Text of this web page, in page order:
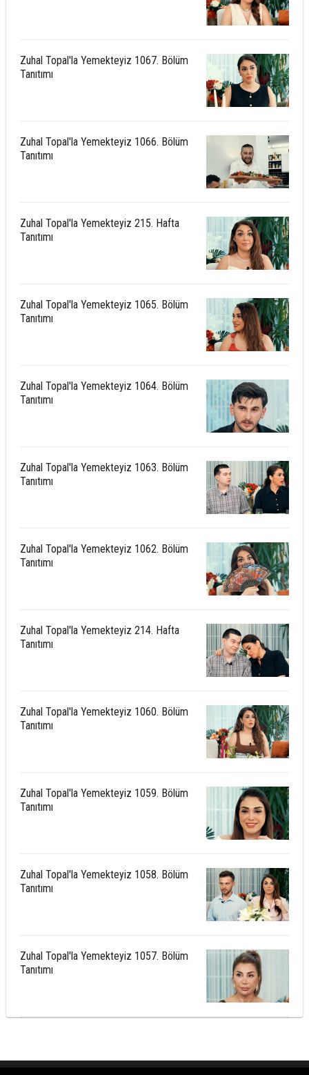
Zuhal Topal'la Yemekteyiz 1067. Bölüm
Tanıtımı
Zuhal Topal'la Yemekteyiz 1066. Bölüm
Tanıtımı
Zuhal Topal'la Yemekteyiz 215. Hafta
Tanıtımı
Zuhal Topal'la Yemekteyiz 1065. Bölüm
Tanıtımı
Zuhal Topal'la Yemekteyiz 1064. Bölüm
Tanıtımı
Zuhal Topal'la Yemekteyiz 1063. Bölüm
Tanıtımı
Zuhal Topal'la Yemekteyiz 1062. Bölüm
Tanıtımı
Zuhal Topal'la Yemekteyiz 214. Hafta
Tanıtımı
Zuhal Topal'la Yemekteyiz 1060. Bölüm
Tanıtımı
Zuhal Topal'la Yemekteyiz 1059. Bölüm
Tanıtımı
Zuhal Topal'la Yemekteyiz 1058. Bölüm
Tanıtımı
Zuhal Topal'la Yemekteyiz 1057. Bölüm
Tanıtımı